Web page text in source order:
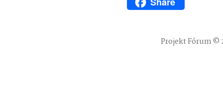
Projekt Fórum ©